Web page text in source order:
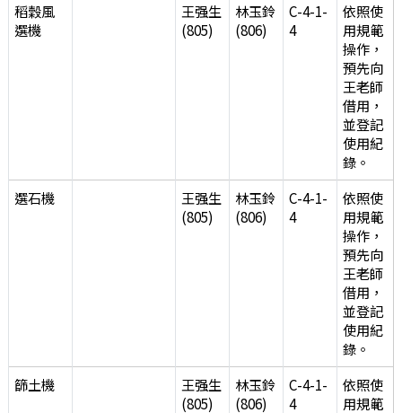
稻穀風
選機
王强生
(805)
林玉鈴
(806)
C-4-1-
4
依照使
用規範
操作，
預先向
王老師
借用，
並登記
使用紀
錄。
選石機
王强生
(805)
林玉鈴
(806)
C-4-1-
4
依照使
用規範
操作，
預先向
王老師
借用，
並登記
使用紀
錄。
篩土機
王强生
(805)
林玉鈴
(806)
C-4-1-
4
依照使
用規範